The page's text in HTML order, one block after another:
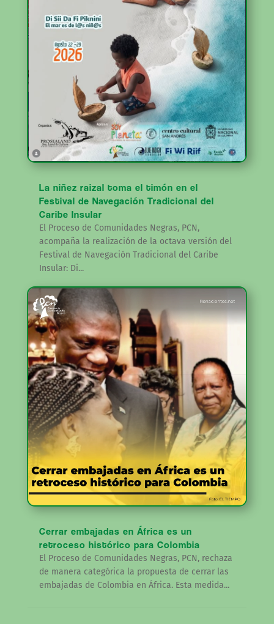
La niñez raizal toma el timón en el
Festival de Navegación Tradicional del
Caribe Insular
El Proceso de Comunidades Negras, PCN,
acompaña la realización de la octava versión del
Festival de Navegación Tradicional del Caribe
Insular: Di...
Cerrar embajadas en África es un
retroceso histórico para Colombia
El Proceso de Comunidades Negras, PCN, rechaza
de manera categórica la propuesta de cerrar las
embajadas de Colombia en África. Esta medida...